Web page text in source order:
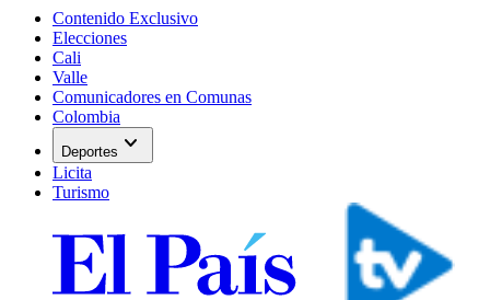
Contenido Exclusivo
Elecciones
Cali
Valle
Comunicadores en Comunas
Colombia
Deportes expand_more
Licita
Turismo